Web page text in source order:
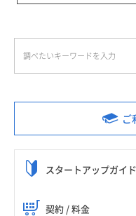
ご
スタートアップガイド
契約 / 料金